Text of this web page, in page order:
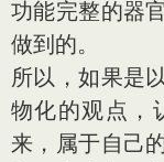
功能完整的器
做到的。
所以，如果是
物化的观点，
来，属于自己